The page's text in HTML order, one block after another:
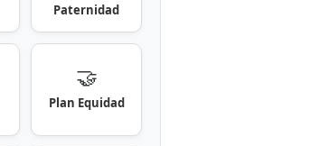
Paternidad
🤝
Plan Equidad